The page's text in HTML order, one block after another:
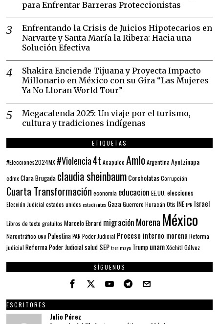
para Enfrentar Barreras Proteccionistas
Enfrentando la Crisis de Juicios Hipotecarios en
Narvarte y Santa María la Ribera: Hacia una
Solución Efectiva
Shakira Enciende Tijuana y Proyecta Impacto
Millonario en México con su Gira “Las Mujeres
Ya No Lloran World Tour”
Megacalenda 2025: Un viaje por el turismo,
cultura y tradiciones indígenas
ETIQUETAS
#Elecciones2024MX #Violencia4t Acapulco AmloArgentinaAyotzinapa
cdmx Clara Brugada claudia sheinbaumCorcholatas Corrupción
Cuarta Transformación economía educacion EE.UU. elecciones
Elección Judicial estados unidos estudiantes Gaza Guerrero Huracán Otis INE IPN Israel
Libros de texto gratuitos Marcelo Ebrard migración Morena México
Narcotráfico ONU Palestina PAN Poder Judicial Proceso interno morena Reforma
judicial Reforma Poder Judicialsalud SEP tren maya Trump unamXóchitl Gálvez
SÍGUENOS
ESCRITORES
Julio Pérez